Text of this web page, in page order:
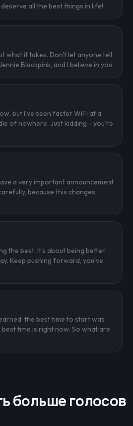
deserve all the best things in life!
what it takes. Don't let anyone tell
Blackpink, and I believe in you.
but I've seen faster WiFi at a
of nowhere. Just kidding - you're
a very important announcement
because this changes
the best. It's about being better
Keep pushing forward, you've
the best time to start was
time is right now. So what are
больше голосов